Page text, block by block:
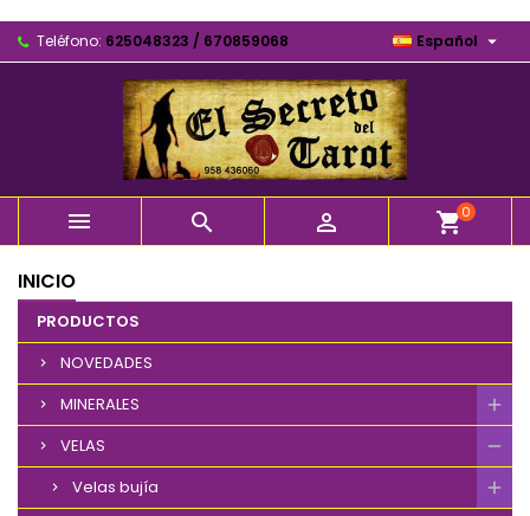
Teléfono: 625048323 / 670859068 Español 
   shopping_cart0
INICIO
PRODUCTOS
NOVEDADES
MINERALES
VELAS
Velas bujía